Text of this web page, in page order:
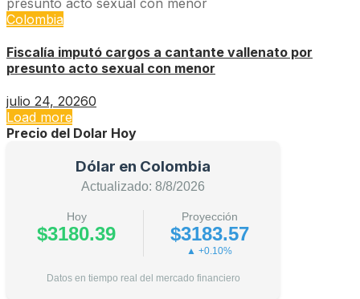
Colombia
Fiscalía imputó cargos a cantante vallenato por
presunto acto sexual con menor
julio 24, 20260
Load more
Precio del Dolar Hoy
Dólar en Colombia
Actualizado: 8/8/2026
Hoy
$3180.39
Proyección
$3183.57
▲ +0.10%
Datos en tiempo real del mercado financiero